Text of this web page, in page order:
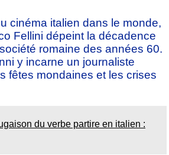
cinéma italien dans le monde,
Fellini dépeint la décadence
romaine des années 60.
y incarne un journaliste
fêtes mondaines et les crises
du verbe partire en italien :